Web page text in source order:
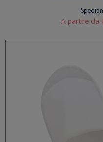
A partire da